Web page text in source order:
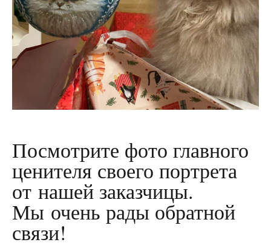
Посмотрите фото главного
ценителя своего портрета
от нашей заказчицы.
Мы очень рады обратной
связи!